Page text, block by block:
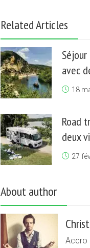
Related Articles
avec
18
Road
deux
27
About author
Accro